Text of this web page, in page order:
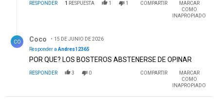
RESPONDER 1 RESPUESTA 1 1 COMPARTIR
MARCAR
COMO
INAPROPIADO
CO Coco
15 DE JUNIO DE 2026
Responder a Andres12365
POR QUE? LOS BOSTEROS ABSTENERSE DE OPINAR
RESPONDER 3 0 COMPARTIR
MARCAR
COMO
INAPROPIADO